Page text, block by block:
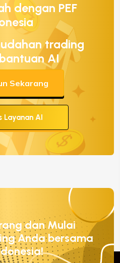
dengan PEF
trading
AI
Sekarang
Layanan AI
dan Mulai
Anda bersama